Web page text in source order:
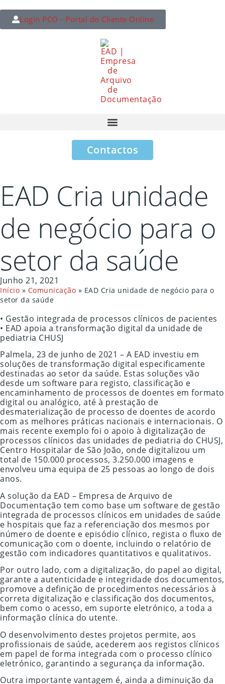
Login PCO - Portal do Cliente Online
Contactos
EAD Cria unidade
de negócio para o
setor da saúde
Junho 21, 2021
Início » Comunicação » EAD Cria unidade de negócio para o
setor da saúde
• Gestão integrada de processos clínicos de pacientes
• EAD apoia a transformação digital da unidade de
pediatria CHUSJ
Palmela, 23 de junho de 2021 – A EAD investiu em
soluções de transformação digital especificamente
destinadas ao setor da saúde. Estas soluções vão
desde um software para registo, classificação e
encaminhamento de processos de doentes em formato
digital ou analógico, até à prestação de
desmaterialização de processo de doentes de acordo
com as melhores práticas nacionais e internacionais. O
mais recente exemplo foi o apoio à digitalização de
processos clínicos das unidades de pediatria do CHUSJ,
Centro Hospitalar de São João, onde digitalizou um
total de 150.000 processos, 3.250.000 imagens e
envolveu uma equipa de 25 pessoas ao longo de dois
anos.
A solução da EAD – Empresa de Arquivo de
Documentação tem como base um software de gestão
integrada de processos clínicos em unidades de saúde
e hospitais que faz a referenciação dos mesmos por
número de doente e episódio clínico, regista o fluxo de
comunicação com o doente, incluindo o relatório de
gestão com indicadores quantitativos e qualitativos.
Por outro lado, com a digitalização, do papel ao digital,
garante a autenticidade e integridade dos documentos,
promove a definição de procedimentos necessários à
correta digitalização e classificação dos documentos,
bem como o acesso, em suporte eletrónico, a toda a
informação clínica do utente.
O desenvolvimento destes projetos permite, aos
profissionais de saúde, acederem aos registos clínicos
em papel de forma integrada com o processo clínico
eletrónico, garantindo a segurança da informação.
Outra importante vantagem é, ainda a diminuição da